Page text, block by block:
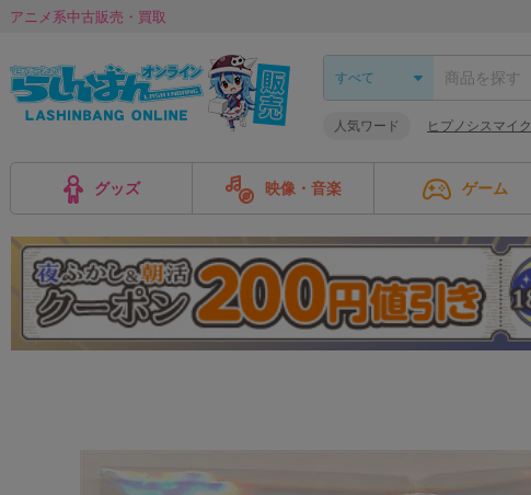
アニメ系中古販売・買取
人気ワード ヒプノシスマイク
グッズ 映像・音楽 ゲーム